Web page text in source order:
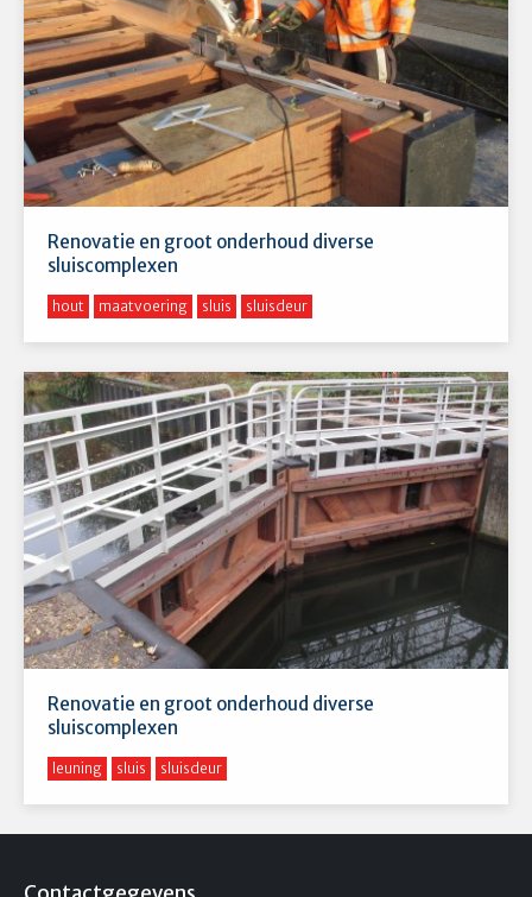
Renovatie en groot onderhoud diverse
sluiscomplexen
hout maatvoering sluis sluisdeur
Renovatie en groot onderhoud diverse
sluiscomplexen
leuning sluis sluisdeur